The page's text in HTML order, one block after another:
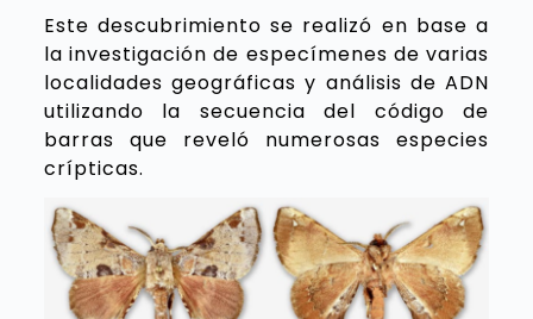
Este descubrimiento se realizó en base a
la investigación de especímenes de varias
localidades geográficas y análisis de ADN
utilizando la secuencia del código de
barras que reveló numerosas especies
crípticas.